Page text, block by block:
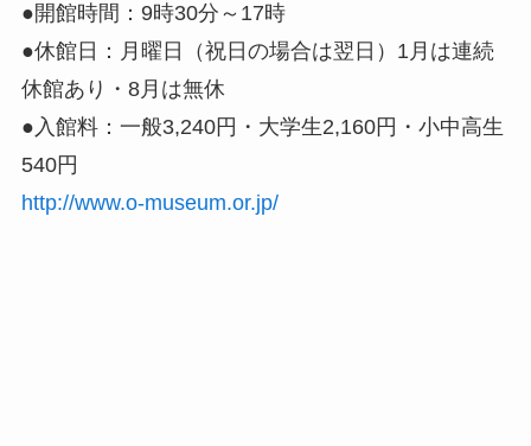
●開館時間：9時30分～17時
●休館日：月曜日（祝日の場合は翌日）1月は連続
休館あり・8月は無休
●入館料：一般3,240円・大学生2,160円・小中高生
540円
http://www.o-museum.or.jp/